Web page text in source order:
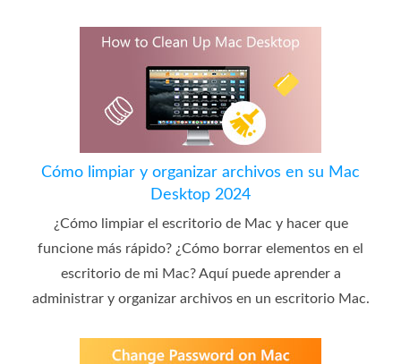
Cómo limpiar y organizar archivos en su Mac
Desktop 2024
¿Cómo limpiar el escritorio de Mac y hacer que
funcione más rápido? ¿Cómo borrar elementos en el
escritorio de mi Mac? Aquí puede aprender a
administrar y organizar archivos en un escritorio Mac.